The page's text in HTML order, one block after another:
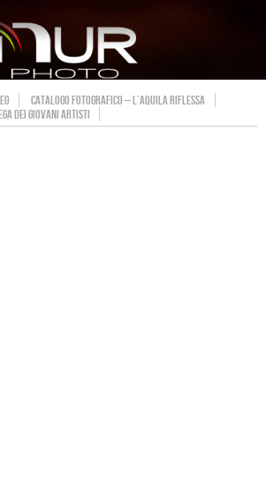
CATALOGO FOTOGRAFICO – L’AQUILA RIFLESSA
DEI GIOVANI ARTISTI